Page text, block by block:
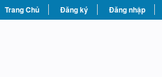
Trang Chủ Đăng ký Đăng nhập